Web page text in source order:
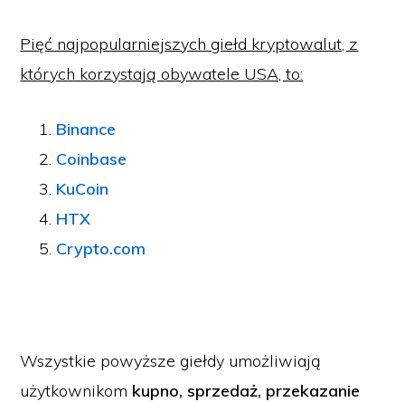
Pięć najpopularniejszych giełd kryptowalut, z
których korzystają obywatele USA, to:
Binance
Coinbase
KuCoin
HTX
Crypto.com
Wszystkie powyższe giełdy umożliwiają
użytkownikom kupno, sprzedaż, przekazanie